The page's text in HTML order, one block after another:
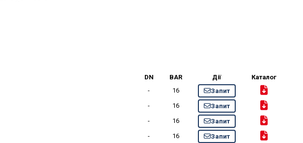
DN BAR Дії
Каталог
- 16
Запит
- 16
Запит
- 16
Запит
- 16
Запит